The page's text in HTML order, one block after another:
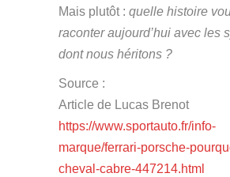
Mais plutôt : quelle histoire
raconter aujourd’hui avec les
dont nous héritons ?
Source :
Article de Lucas Brenot
https://www.sportauto.fr/info-
marque/ferrari-porsche-
cheval-cabre-447214.html